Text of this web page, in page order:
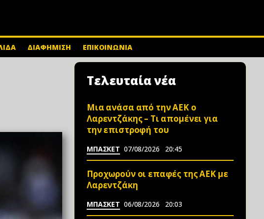
ΔΙΑΦΗΜΙΣΗ ΕΠΙΚΟΙΝΩΝΙΑ
Τελευταία νέα
Μια ανάσα από την ΑΕΚ ο
Λαρεντζάκης – Τι απομένει για
την επιστροφή του
ΜΠΑΣΚΕΤ 07/08/2026 20:45
Προχωρούν οι επαφές της ΑΕΚ με
Λαρεντζάκη
ΜΠΑΣΚΕΤ 06/08/2026 20:03